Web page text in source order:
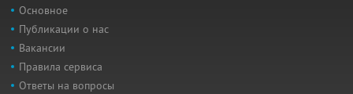
Основное
Публикации о нас
Вакансии
Правила сервиса
Ответы на вопросы